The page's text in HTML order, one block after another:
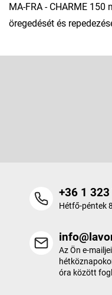
MA-FRA - CHARME
öregedését és
+36 1
Hétfő-péntek
Az Ön e-
óra között